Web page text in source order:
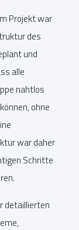
Projekt war
des
und
alle
nahtlos
ohne
war daher
Schritte
detaillierten